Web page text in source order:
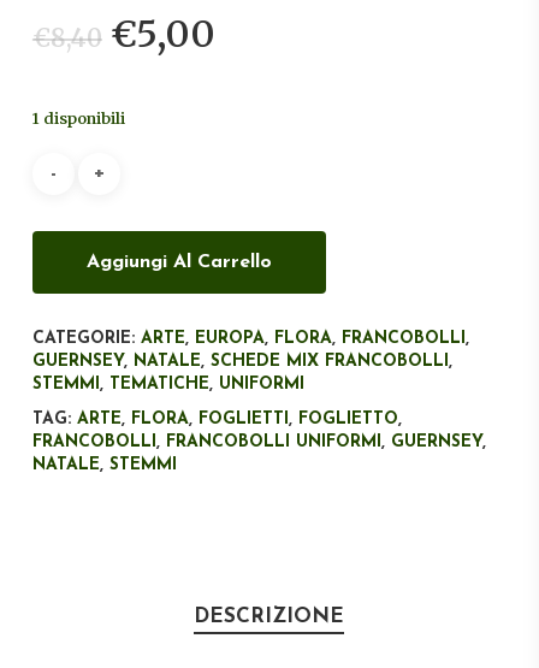
€8,40 Il
prezzo
originale
€5,00
1 disponibili
Aggiungi Al Carrello
CATEGORIE: ARTE, EUROPA, FLORA, FRANCOBOLLI,
GUERNSEY, NATALE, SCHEDE MIX FRANCOBOLLI,
STEMMI, TEMATICHE, UNIFORMI
TAG: ARTE, FLORA, FOGLIETTI, FOGLIETTO,
FRANCOBOLLI, FRANCOBOLLI UNIFORMI, GUERNSEY,
NATALE, STEMMI
DESCRIZIONE